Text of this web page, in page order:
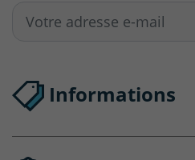
Informations